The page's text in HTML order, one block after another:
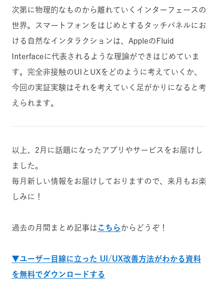
次第に物理的なものから離れていくインターフェースの
世界。スマートフォンをはじめとするタッチパネルにお
ける自然なインタラクションは、AppleのFluid
Interfaceに代表されるような理論ができはじめていま
す。完全非接触のUIとUXをどのように考えていくか、
今回の実証実験はそれを考えていく足がかりになると考
えられます。
以上、2月に話題になったアプリやサービスをお届けし
ました。
毎月新しい情報をお届けしておりますので、来月もお楽
しみに！
過去の月間まとめ記事は こちらからどうぞ！
▼ユーザー目線に立った UI/UX改善方法がわかる資料
を無料でダウンロードする